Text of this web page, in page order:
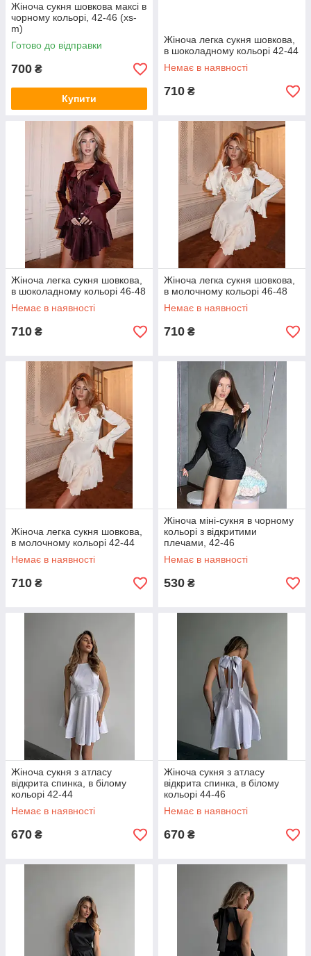
Жіноча сукня шовкова максі в
чорному кольорі, 42-46 (xs-
m)
Готово до відправки
700 ₴
Купити
Жіноча легка сукня шовкова,
в шоколадному кольорі 42-44
Немає в наявності
710 ₴
Жіноча легка сукня шовкова,
в шоколадному кольорі 46-48
Немає в наявності
710 ₴
Жіноча легка сукня шовкова,
в молочному кольорі 46-48
Немає в наявності
710 ₴
Жіноча легка сукня шовкова,
в молочному кольорі 42-44
Немає в наявності
710 ₴
Жіноча міні-сукня в чорному
кольорі з відкритими
плечами, 42-46
Немає в наявності
530 ₴
Жіноча сукня з атласу
відкрита спинка, в білому
кольорі 42-44
Немає в наявності
670 ₴
Жіноча сукня з атласу
відкрита спинка, в білому
кольорі 44-46
Немає в наявності
670 ₴